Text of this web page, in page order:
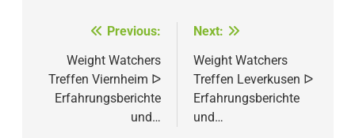
Beitragsnavigation
Previous:
Weight Watchers
Treffen Viernheim ᐅ
Erfahrungsberichte
und…
Next:
Weight Watchers
Treffen Leverkusen ᐅ
Erfahrungsberichte
und…